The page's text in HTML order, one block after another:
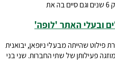
ובעלי האתר 'לופה'
שהייתה מבעלי ניופאן, יבואנית
מוצרי החשמל הגדולה. בשנת 2000 מוזגה פעילותן של שתי החברות. שני בני